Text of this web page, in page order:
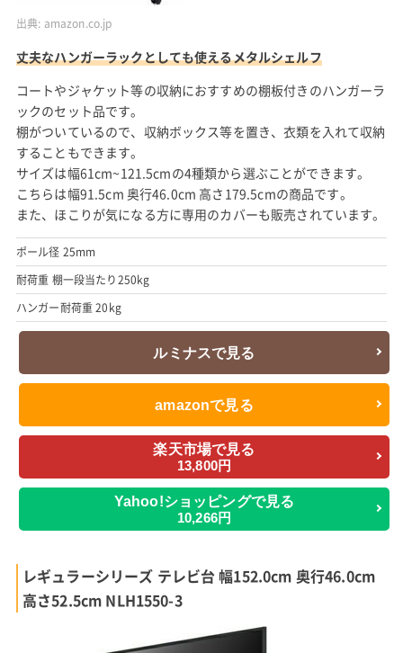
出典: amazon.co.jp
丈夫なハンガーラックとしても使えるメタルシェルフ
コートやジャケット等の収納におすすめの棚板付きのハンガーラ
ックのセット品です。
棚がついているので、収納ボックス等を置き、衣類を入れて収納
することもできます。
サイズは幅61cm~121.5cmの4種類から選ぶことができます。
こちらは幅91.5cm 奥行46.0cm 高さ179.5cmの商品です。
また、ほこりが気になる方に専用のカバーも販売されています。
ポール径 25mm
耐荷重 棚一段当たり250kg
ハンガー耐荷重 20kg
ルミナスで見る
amazonで見る
楽天市場で見る
13,800円
Yahoo!ショッピングで見る
10,266円
レギュラーシリーズ テレビ台 幅152.0cm 奥行46.0cm
高さ52.5cm NLH1550-3